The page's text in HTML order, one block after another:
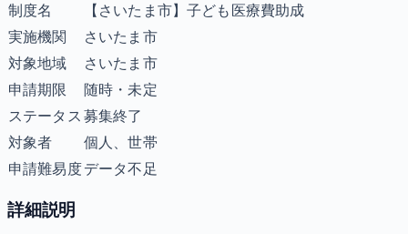
制度名
【さいたま市】子ども医療費助成
実施機関
さいたま市
対象地域
さいたま市
申請期限
随時・未定
ステータス 募集終了
対象者
個人、世帯
申請難易度データ不足
詳細説明